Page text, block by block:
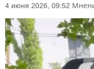
4 июня 2026, 09:52